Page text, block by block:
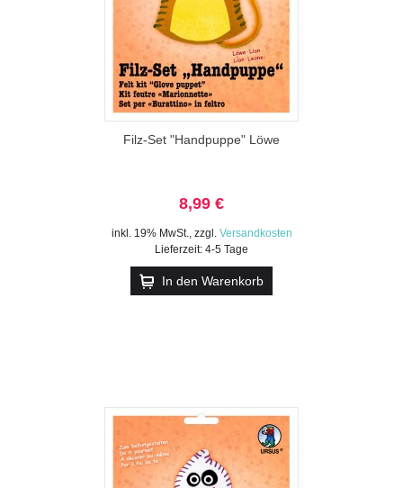
Filz-Set "Handpuppe" Löwe
8,99 €
inkl. 19% MwSt., zzgl. Versandkosten
Lieferzeit: 4-5 Tage
In den Warenkorb